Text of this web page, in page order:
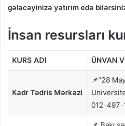
gələcəyinizə yatırım edə
İnsan resursları
KURS ADI ÜNVAN
Kadr Tədris Mərkəzi
📌“28
012-497-